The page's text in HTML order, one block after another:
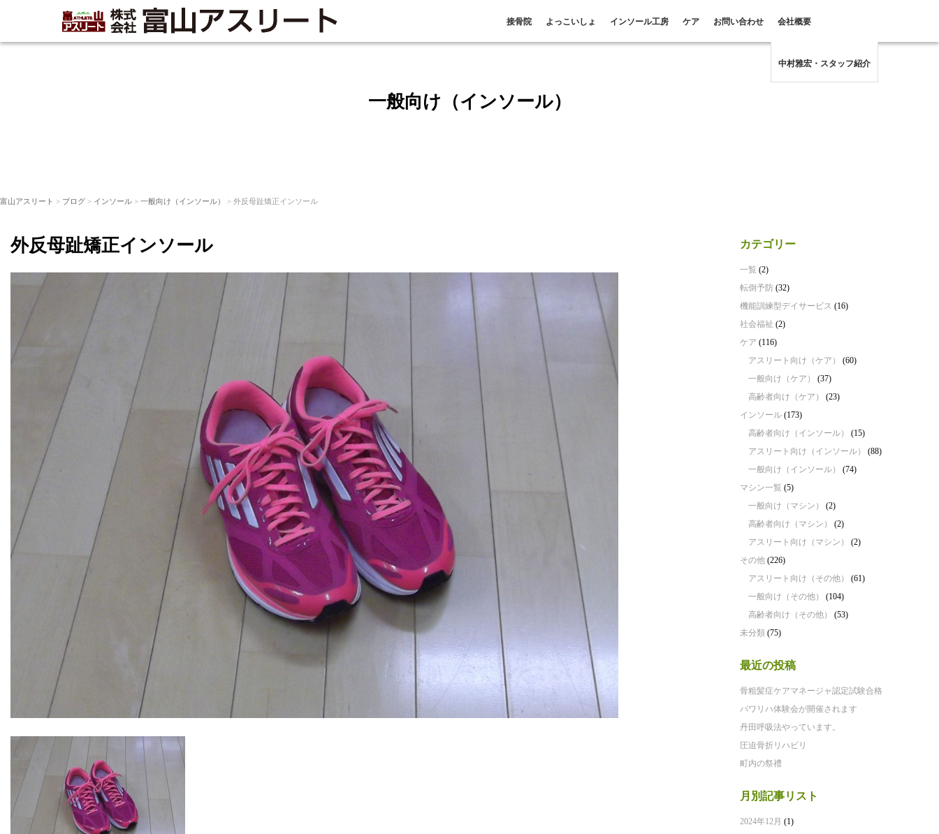
接骨院 よっこいしょ インソール工房 ケア お問い合わせ 会社概要
中村雅宏・スタッフ紹介
一般向け（インソール）
富山アスリート > ブログ > インソール > 一般向け（インソール） > 外反母趾矯正インソール
外反母趾矯正インソール カテゴリー
一覧 (2)
転倒予防 (32)
機能訓練型デイサービス (16)
社会福祉 (2)
ケア (116)
アスリート向け（ケア）
(60)
一般向け（ケア）
(37)
高齢者向け（ケア）
(23)
インソール (173)
高齢者向け（インソール）
(15)
アスリート向け（インソール）
(88)
一般向け（インソール）
(74)
マシン一覧 (5)
一般向け（マシン）
(2)
高齢者向け（マシン）
(2)
アスリート向け（マシン）
(2)
その他 (226)
アスリート向け（その他）
(61)
一般向け（その他）
(104)
高齢者向け（その他）
(53)
未分類 (75)
最近の投稿
骨粗髪症ケアマネージャ認定試験合格
パワリハ体験会が開催されます
丹田呼吸法やっています。
圧迫骨折リハビリ
町内の祭禮
月別記事リスト
2024年12月 (1)